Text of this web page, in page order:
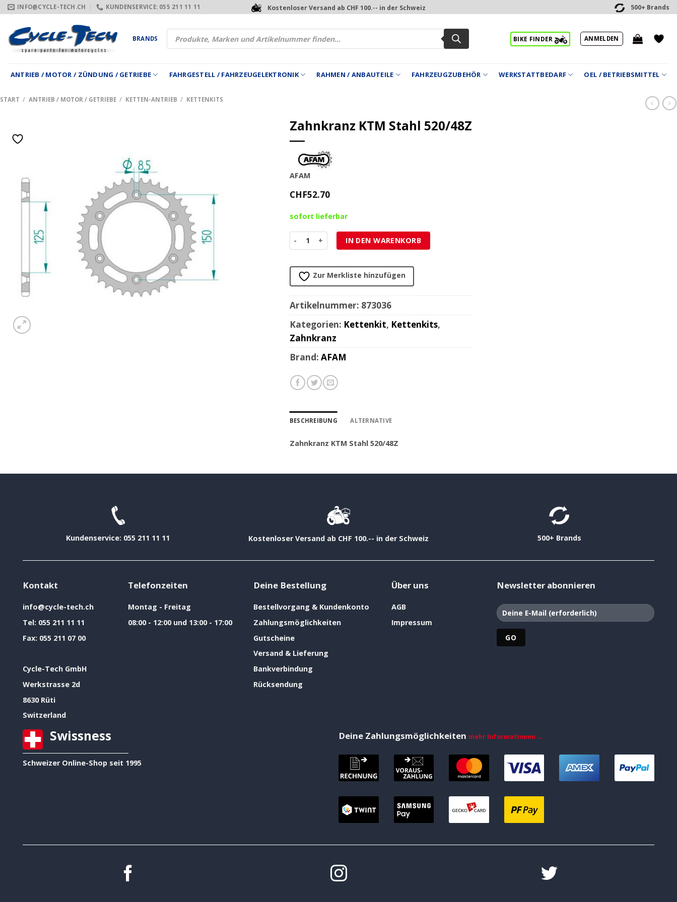
Zum
Inhalt
springen
INFO@CYCLE-TECH.CH KUNDENSERVICE: 055 211 11 11 Kostenloser Versand ab CHF 100.-- in der Schweiz 500+ Brands
BRANDS
Products
search
BIKE FINDER ANMELDEN
ANTRIEB / MOTOR / ZÜNDUNG / GETRIEBE FAHRGESTELL / FAHRZEUGELEKTRONIK RAHMEN / ANBAUTEILE FAHRZEUGZUBEHÖR WERKSTATTBEDARF OEL / BETRIEBSMITTEL
START / ANTRIEB / MOTOR / GETRIEBE / KETTEN-ANTRIEB / KETTENKITS
Zahnkranz KTM Stahl 520/48Z
AFAM
CHF52.70
sofort lieferbar
Zahnkranz KTM Stahl 520/48Z Menge
IN DEN WARENKORB
Zur Merkliste hinzufügen
Artikelnummer: 873036
Kategorien: Kettenkit, Kettenkits,
Zahnkranz
Brand: AFAM
BESCHREIBUNG ALTERNATIVE
Zahnkranz KTM Stahl 520/48Z
Kundenservice: 055 211 11 11 Kostenloser Versand ab CHF 100.-- in der Schweiz 500+ Brands
Kontakt
info@cycle-tech.ch
Tel: 055 211 11 11
Fax: 055 211 07 00
Cycle-Tech GmbH
Werkstrasse 2d
8630 Rüti
Switzerland
Telefonzeiten
Montag - Freitag
08:00 - 12:00 und 13:00 - 17:00
Deine Bestellung
Bestellvorgang & Kundenkonto
Zahlungsmöglichkeiten
Gutscheine
Versand & Lieferung
Bankverbindung
Rücksendung
Über uns
AGB
Impressum
Newsletter abonnieren
Swissness
Schweizer Online-Shop seit 1995
Deine Zahlungsmöglichkeiten mehr Informationen →